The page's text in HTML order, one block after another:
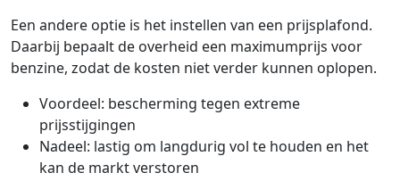
Een andere optie is het instellen van een prijsplafond.
Daarbij bepaalt de overheid een maximumprijs voor
benzine, zodat de kosten niet verder kunnen oplopen.
Voordeel: bescherming tegen extreme
prijsstijgingen
Nadeel: lastig om langdurig vol te houden en het
kan de markt verstoren